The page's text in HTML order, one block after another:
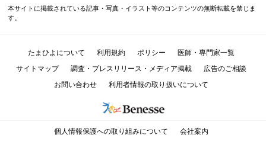
本サイトに掲載されている記事・写真・イラスト等のコンテンツの無断転載を禁じま
す。
たまひよについて 利用規約 ポリシー
医師・専門家一覧
サイトマップ
調査・プレスリリース・メディア掲載
広告のご相談
お問い合わせ
利用者情報の取り扱いについて
個人情報保護への取り組みについて 会社案内